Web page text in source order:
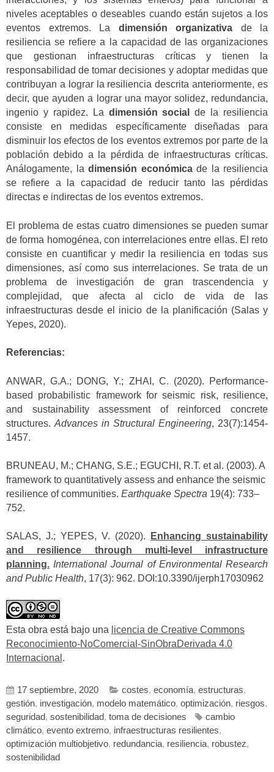
niveles aceptables o deseables cuando están sujetos a los
eventos extremos. La dimensión organizativa de la
resiliencia se refiere a la capacidad de las organizaciones
que gestionan infraestructuras críticas y tienen la
responsabilidad de tomar decisiones y adoptar medidas que
contribuyan a lograr la resiliencia descrita anteriormente, es
decir, que ayuden a lograr una mayor solidez, redundancia,
ingenio y rapidez. La dimensión social
de la resiliencia
consiste en medidas específicamente diseñadas para
disminuir los efectos de los eventos extremos por parte de la
población debido a la pérdida de infraestructuras críticas.
Análogamente, la dimensión económicade la resiliencia
se refiere a la capacidad de reducir tanto las pérdidas
directas e indirectas de los eventos extremos.
El problema de estas cuatro dimensiones se pueden sumar
de forma homogénea, con interrelaciones entre ellas. El reto
consiste en cuantificar y medir la resiliencia en todas sus
dimensiones, así como sus interrelaciones. Se trata de un
problema de investigación de gran trascendencia y
complejidad, que afecta al ciclo de vida de las
infraestructuras desde el inicio de la planificación (Salas y
Yepes, 2020).
Referencias:
ANWAR, G.A.; DONG, Y.; ZHAI, C. (2020). Performance-
based probabilistic framework for seismic risk, resilience,
and sustainability assessment of reinforced concrete
structures. Advances in Structural Engineering, 23(7):1454-
1457.
BRUNEAU, M.; CHANG, S.E.; EGUCHI, R.T. et al. (2003). A
framework to quantitatively assess and enhance the seismic
resilience of communities. Earthquake Spectra 19(4): 733–
752.
SALAS, J.; YEPES, V. (2020).
Enhancing sustainability
and resilience through multi-level infrastructure
planning. International Journal of Environmental Research
and Public Health, 17(3): 962. DOI:10.3390/ijerph17030962
Esta obra está bajo una licencia de Creative Commons
Reconocimiento-NoComercial-SinObraDerivada 4.0
Internacional .
17 septiembre, 2020 costes, economía, estructuras,
gestión, investigación, modelo matemático, optimización, riesgos,
seguridad, sostenibilidad, toma de decisiones
cambio
climático, evento extremo, infraestructuras resilientes,
optimización multiobjetivo, redundancia, resiliencia, robustez,
sostenibilidad